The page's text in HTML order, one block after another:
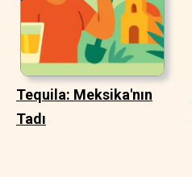
Tequila: Meksika'nın
Tadı